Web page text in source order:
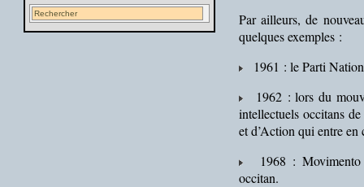
Par ailleurs, de
quelques exemples :
1961 : le Parti
1962 : lors du
intellectuels occitans
et d’Action qui entre
1968 : Movimento
occitan.